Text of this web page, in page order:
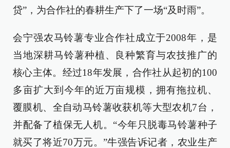
贷”，为合作社的春耕生产下了一场“及时雨”。
会宁强农马铃薯专业合作社成立于2008年，是
当地深耕马铃薯种植、良种繁育与农技推广的
核心主体。经过18年发展，合作社从起初的100
多亩扩大到今年的近万亩规模，拥有拖拉机、
覆膜机、全自动马铃薯收获机等大型农机7台，
并配备了植保无人机。“今年只脱毒马铃薯种子
就买了将近70万元。”牛强告诉记者，农业生产